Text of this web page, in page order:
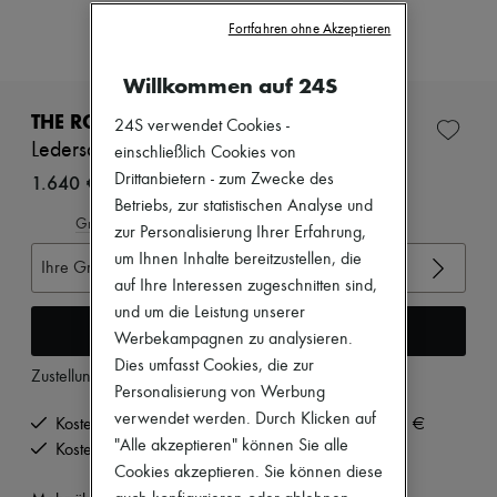
Oberteile
Jacken
Röcke
Denim
Strickwaren
Mäntel
Sweatshirts
Sandalen
Turnschuhe
THE ROW
Ledersandalen mit Schnalle
1.640 €
Gröβentabelle ansehen
Ihre Gröβe auswählen
In den Warenkorb
Zustellung ab Dienstag, 11. August
Kostenlose Lieferung ab einem Bestellwert von 200 €
Kostenlose Rücksendung und Abholung zu Hause
Willkommen auf 24S
24S verwendet Cookies -
einschließlich Cookies von
Drittanbietern - zum Zwecke des
Betriebs, zur statistischen Analyse und
zur Personalisierung Ihrer Erfahrung,
um Ihnen Inhalte bereitzustellen, die
auf Ihre Interessen zugeschnitten sind,
und um die Leistung unserer
Werbekampagnen zu analysieren.
Dies umfasst Cookies, die zur
Personalisierung von Werbung
verwendet werden. Durch Klicken auf
"Alle akzeptieren" können Sie alle
Cookies akzeptieren. Sie können diese
Fortfahren ohne Akzeptieren